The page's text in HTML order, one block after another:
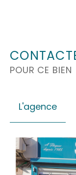
POUR CE BIEN
L'agence